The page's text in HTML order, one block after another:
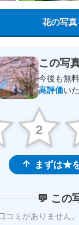
花の写
この写
今後も無
高評価い
2
まずは★
💬 この
コミがありません。